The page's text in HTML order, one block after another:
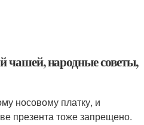
чашей, народные советы,
носовому платку, и
презента тоже запрещено.